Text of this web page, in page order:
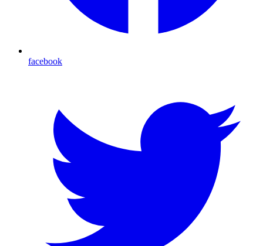
facebook